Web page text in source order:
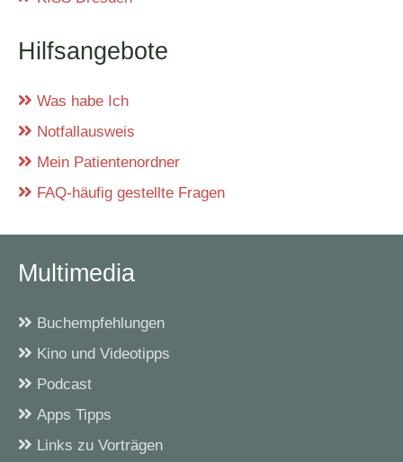
Hilfsangebote
Was habe Ich
Notfallausweis
Mein Patientenordner
FAQ-häufig gestellte Fragen
Multimedia
Buchempfehlungen
Kino und Videotipps
Podcast
Apps Tipps
Links zu Vorträgen